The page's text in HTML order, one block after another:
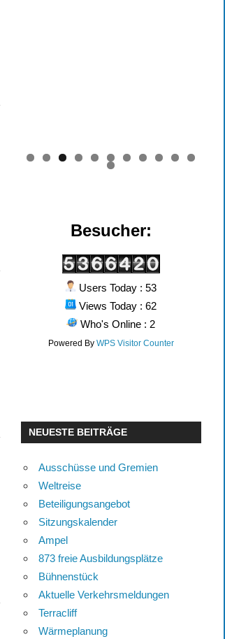
0 1
2
Besucher:
Users Today : 53
Views Today : 62
Who's Online : 2
Powered By WPS Visitor Counter
NEUESTE BEITRÄGE
Ausschüsse und Gremien
Weltreise
Beteiligungsangebot
Sitzungskalender
Ampel
873 freie Ausbildungsplätze
Bühnenstück
Aktuelle Verkehrsmeldungen
Terracliff
Wärmeplanung